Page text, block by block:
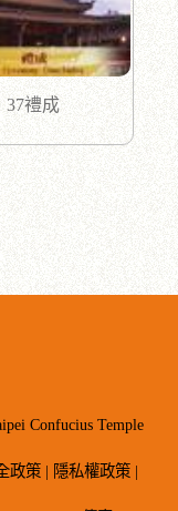
37禮成
Confucius Temple
政策 | 隱私權政策 |